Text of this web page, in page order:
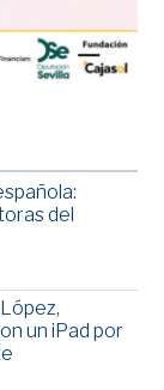
del
un iPad por